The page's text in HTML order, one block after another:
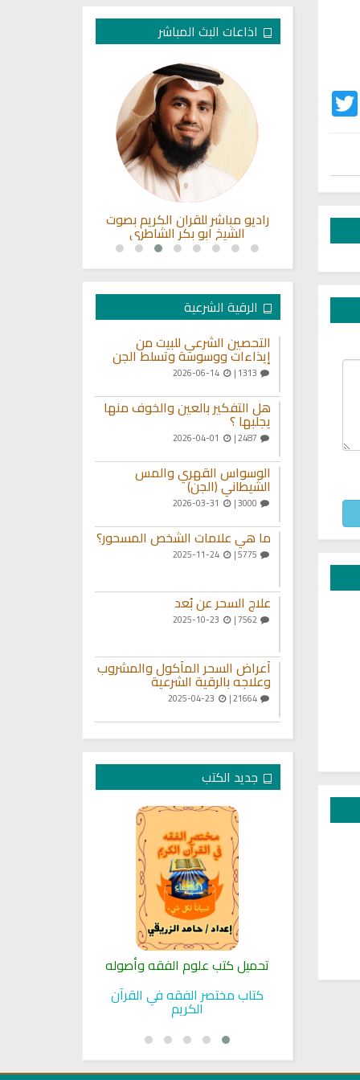
Twitter
اذاعات البث المباشر
من راديو مباشر للقران الكريم بصوت
الشيخ ابو بكر الشاطري
الرقية الشرعية
التحصين الشرعي للبيت من
إيذاءات ووسوسة وتسلط الجن
هل التفكير بالعين والخوف منها
يجلبها ؟
الوسواس القهري والمس
الشيطاني (الجن)
ما هي علامات الشخص المسحور؟
علاج السحر عن بُعد
أعراض السحر المأكول والمشروب
وعلاجه بالرقية الشرعية
جديد الكتب
تحميل كتب علوم الفقه وأصوله
كتاب مختصر الفقه في القرآن
الكريم